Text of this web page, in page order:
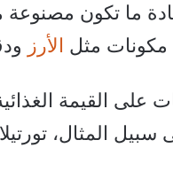
ما تكون
مكونات مثل الأرز
على القيمة
المثال، تورتيلا